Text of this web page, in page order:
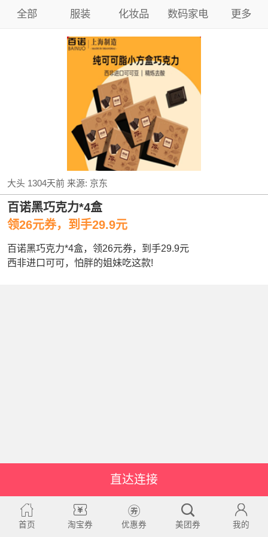
全部 服装 化妆品 数码家电 更多
大头 1304天前来源: 京东
百诺黑巧克力*4盒
领26元券，到手29.9元
百诺黑巧克力*4盒，领26元券，到手29.9元
西非进口可可，怕胖的姐妹吃这款!
直达连接
首页 淘宝券 优惠券 美团券 我的